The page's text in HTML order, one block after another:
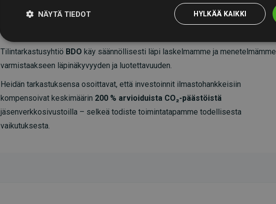
Tilintarkastusyhtiö BDO käy säännöllisesti läpi laskelmamme ja menetelmämme
varmistaakseen läpinäkyvyyden ja luotettavuuden.
Heidän tarkastuksensa osoittavat, että investoinnit ilmastohankkeisiin
kompensoivat keskimäärin 200 % arvioiduista CO₂-päästöistä
jäsenverkkosivustoilla – selkeä todiste toimintatapamme todellisesta
vaikutuksesta.
HYLKÄÄ KAIKKI
NÄYTÄ TIEDOT